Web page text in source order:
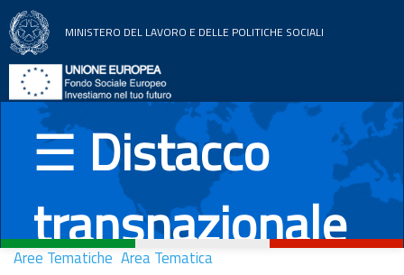
Home
Aree tematiche
News
Documentazione
Paesi UE
MINISTERO DEL LAVORO E DELLE POLITICHE SOCIALI
☰Distacco
transnazionale
Aree Tematiche Area Tematica